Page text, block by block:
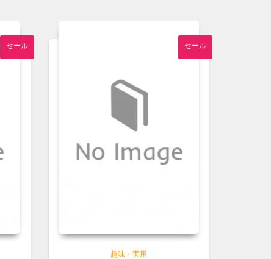
セール セール
趣味・実用